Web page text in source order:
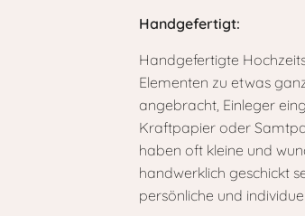
Handgefertigt:
Handgefertigte
Elementen zu etwas
angebracht, Einleger
Kraftpapier oder
haben oft kleine und
handwerklich geschickt
persönliche und